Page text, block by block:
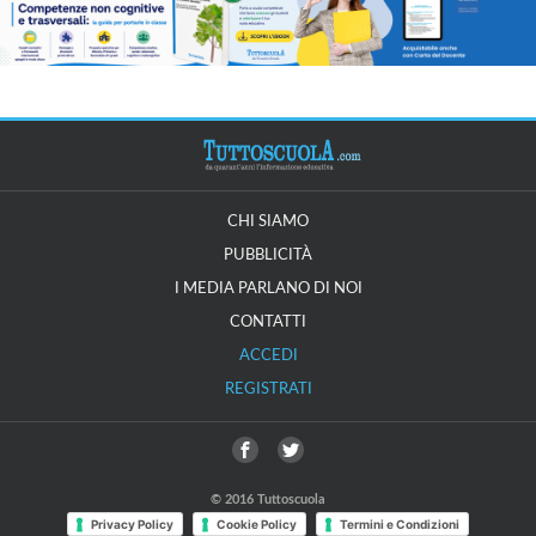
CHI SIAMO
PUBBLICITÀ
I MEDIA PARLANO DI NOI
CONTATTI
ACCEDI
REGISTRATI
© 2016 Tuttoscuola
Privacy Policy Cookie Policy Termini e Condizioni